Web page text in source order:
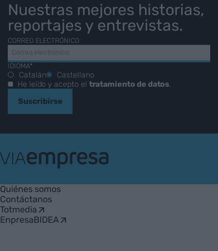
Nuestras mejores historias,
reportajes y entrevistas.
CORREO ELECTRÓNICO
IDIOMA*
Catalán
Castellano
He leído y acepto el tratamiento de datos.
Suscribirse
Empresa
Quiénes somos
Contáctanos
Totmedia
EnpresaBIDEA